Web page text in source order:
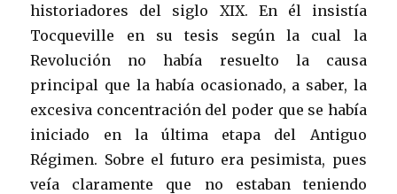
historiadores del siglo XIX. En él insistía
Tocqueville en su tesis según la cual la
Revolución no había resuelto la causa
principal que la había ocasionado, a saber, la
excesiva concentración del poder que se había
iniciado en la última etapa del Antiguo
Régimen. Sobre el futuro era pesimista, pues
veía claramente que no estaban teniendo